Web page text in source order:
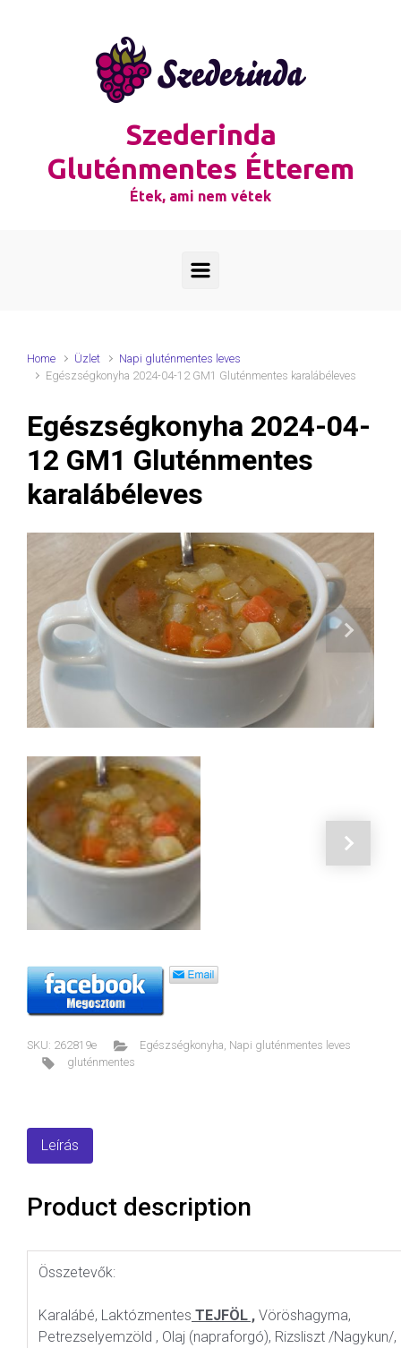
Szederinda
Gluténmentes Étterem
Étek, ami nem vétek
Home Üzlet
Napi gluténmentes leves
Egészségkonyha 2024-04-12 GM1 Gluténmentes karalábéleves
Egészségkonyha 2024-04-
12 GM1 Gluténmentes
karalábéleves
Next
SKU: 262819e Egészségkonyha Napi gluténmentes leves
gluténmentes
Leírás
Product description
Összetevők:
Karalábé, Laktózmentes TEJFÖL , Vöröshagyma,
Petrezselyemzöld , Olaj (napraforgó), Rizsliszt /Nagykun/,